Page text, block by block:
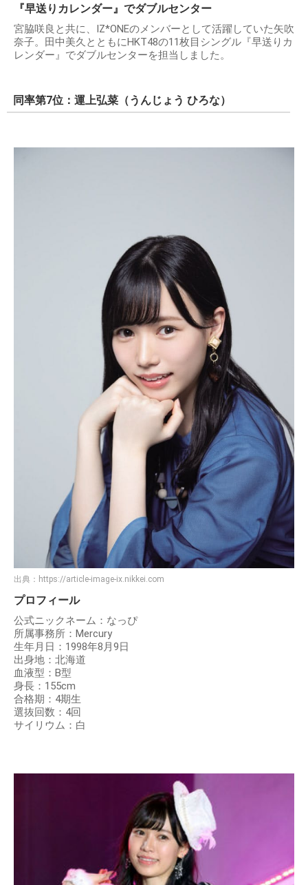
『早送りカレンダー』でダブルセンター
宮脇咲良と共に、IZ*ONEのメンバーとして活躍していた矢吹
奈子。田中美久とともにHKT48の11枚目シングル『早送りカ
レンダー』でダブルセンターを担当しました。
同率第7位：運上弘菜（うんじょう ひろな）
出典： https://article-image-ix.nikkei.com
プロフィール
公式ニックネーム：なっぴ
所属事務所：Mercury
生年月日：1998年8月9日
出身地：北海道
血液型：B型
身長：155cm
合格期：4期生
選抜回数：4回
サイリウム：白